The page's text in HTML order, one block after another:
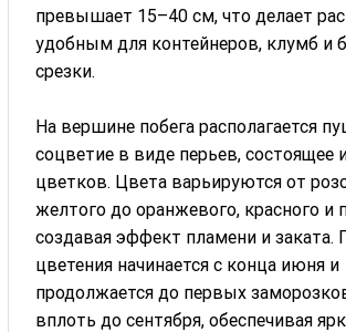
превышает 15–40 см, что делает
удобным для контейнеров, клумб и
срезки.
На вершине побега располагается
соцветие в виде перьев, состоящее
цветков. Цвета варьируются от
желтого до оранжевого, красного и
создавая эффект пламени и заката.
цветения начинается с конца июня и
продолжается до первых
вплоть до сентября, обеспечивая